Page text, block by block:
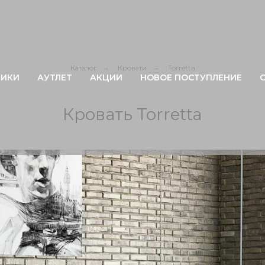
АУТЛЕТ АКЦИИ НОВОЕ ПОСТУПЛЕНИЕ
Каталог → Кровати → Torretta
Кровать Torretta